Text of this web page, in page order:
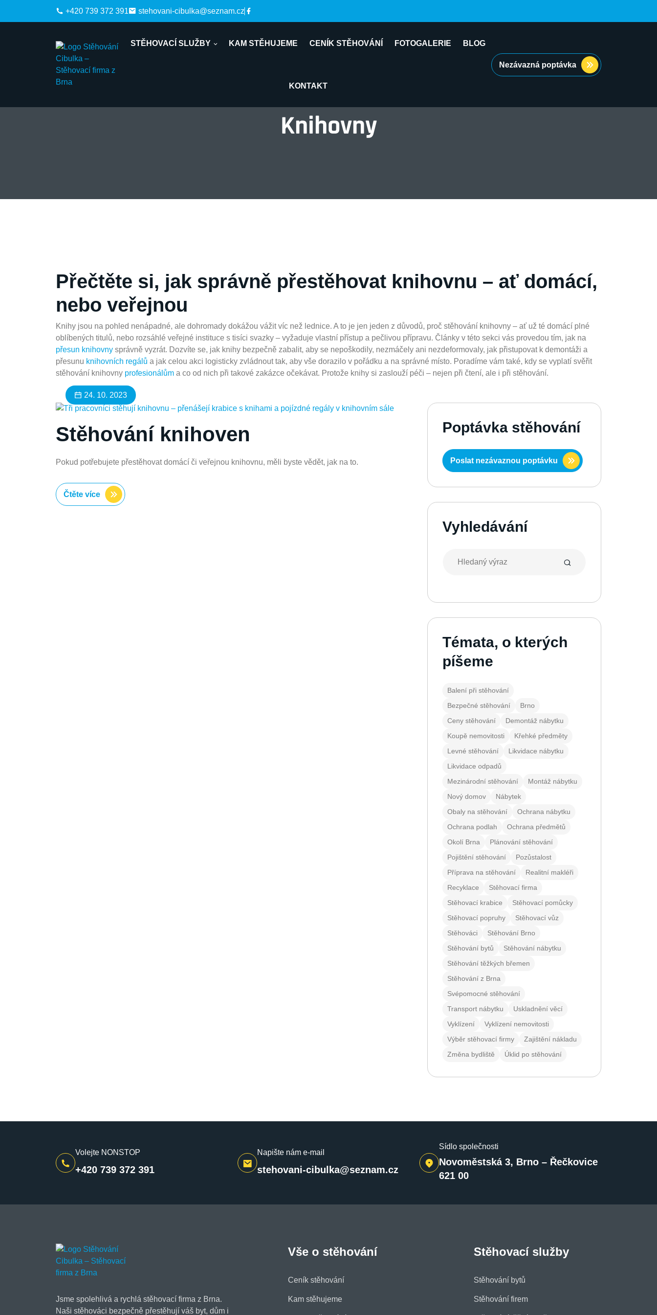
+420 739 372 391 stehovani-cibulka@seznam.cz
STĚHOVACÍ SLUŽBY KAM STĚHUJEME CENÍK STĚHOVÁNÍ FOTOGALERIE BLOG
KONTAKT
Nezávazná poptávka
Knihovny
Přečtěte si, jak správně přestěhovat knihovnu – ať domácí,
nebo veřejnou
Knihy jsou na pohled nenápadné, ale dohromady dokážou vážit víc než lednice. A to je jen jeden z důvodů, proč stěhování knihovny – ať už té domácí plné
oblíbených titulů, nebo rozsáhlé veřejné instituce s tisíci svazky – vyžaduje vlastní přístup a pečlivou přípravu. Články v této sekci vás provedou tím, jak na
přesun knihovny správně vyzrát. Dozvíte se, jak knihy bezpečně zabalit, aby se nepoškodily, nezmáčely ani nezdeformovaly, jak přistupovat k demontáži a
přesunu knihovních regálů a jak celou akci logisticky zvládnout tak, aby vše dorazilo v pořádku a na správné místo. Poradíme vám také, kdy se vyplatí svěřit
stěhování knihovny profesionálům a co od nich při takové zakázce očekávat. Protože knihy si zaslouží péči – nejen při čtení, ale i při stěhování.
24. 10. 2023
Stěhování knihoven
Pokud potřebujete přestěhovat domácí či veřejnou knihovnu, měli byste vědět, jak na to.
Čtěte více
Poptávka stěhování
Poslat nezávaznou poptávku
Vyhledávání
Témata, o kterých
píšeme
Balení při stěhování
Bezpečné stěhování
Brno
Ceny stěhování
Demontáž nábytku
Koupě nemovitosti
Křehké předměty
Levné stěhování
Likvidace nábytku
Likvidace odpadů
Mezinárodní stěhování
Montáž nábytku
Nový domov
Nábytek
Obaly na stěhování
Ochrana nábytku
Ochrana podlah
Ochrana předmětů
Okolí Brna
Plánování stěhování
Pojištění stěhování
Pozůstalost
Příprava na stěhování
Realitní makléři
Recyklace
Stěhovací firma
Stěhovací krabice
Stěhovací pomůcky
Stěhovací popruhy
Stěhovací vůz
Stěhováci
Stěhování Brno
Stěhování bytů
Stěhování nábytku
Stěhování těžkých břemen
Stěhování z Brna
Svépomocné stěhování
Transport nábytku
Uskladnění věcí
Vyklízení
Vyklízení nemovitosti
Výběr stěhovací firmy
Zajištění nákladu
Změna bydliště
Úklid po stěhování
Volejte NONSTOP
+420 739 372 391
Napište nám e-mail
stehovani-cibulka@seznam.cz
Sídlo společnosti
Novoměstská 3, Brno – Řečkovice
621 00
Jsme spolehlivá a rychlá stěhovací firma z Brna.
Naši stěhováci bezpečně přestěhují váš byt, dům i
Vše o stěhování
Ceník stěhování
Kam stěhujeme
Stěhovací služby
Stěhování bytů
Stěhování firem